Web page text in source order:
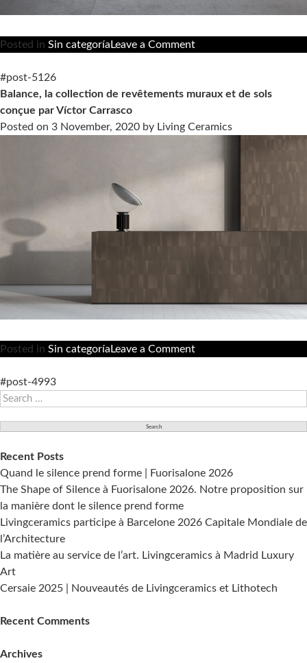
Posted in Sin categoría Leave a Commenton
le
porcelanique
#post-5126
Balance, la collection de revêtements muraux et de sols
conçue par Víctor Carrasco
Posted on 3 November, 2020 by Living Ceramics
Posted in Sin categoría Leave a Commenton
revêtements
de
sols
par
Carrasco
#post-4993
Search
Recent Posts
Quand le silence prend forme | Fuorisalone 2026
The Shape of Silence à Fuorisalone 2026. Notre proposition sur
la manière dont le silence prend forme
Livingceramics participe à Barcelone 2026 Capitale Mondiale de
l’Architecture
La matière au service de l’art. Livingceramics à Madrid Luxury
Art
Cersaie 2025 | Nouveautés de Livingceramics et Lithotech
Recent Comments
Archives